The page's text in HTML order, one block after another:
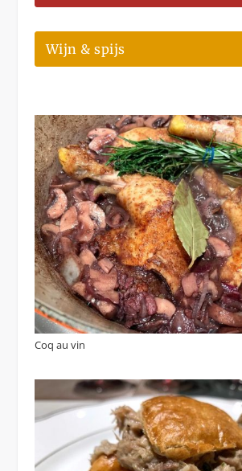
Wijn & spijs
Coq au vin